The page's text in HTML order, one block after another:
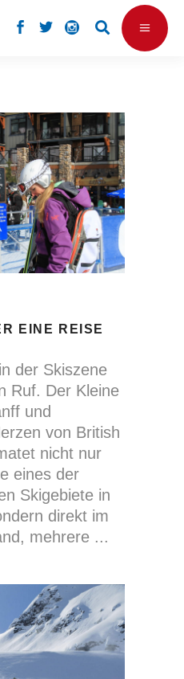
EINE REISE
der Skiszene
Ruf. Der Kleine
und
von British
nicht nur
eines der
Skigebiete in
direkt im
mehrere